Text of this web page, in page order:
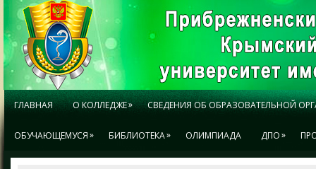
ГЛАВНАЯ О КОЛЛЕДЖЕ» СВЕДЕНИЯ ОБ ОБРАЗОВАТЕЛЬНОЙ
ОБУЧАЮЩЕМУСЯ» БИБЛИОТЕКА» ОЛИМПИАДА ДПО»